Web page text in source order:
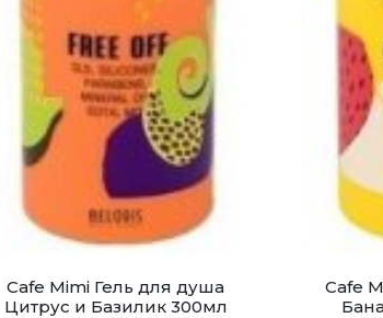
Cafe Mimi Гель для душа
Цитрус и Базилик 300мл
Cafe